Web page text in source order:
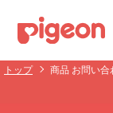
トップ 商品 お問い合